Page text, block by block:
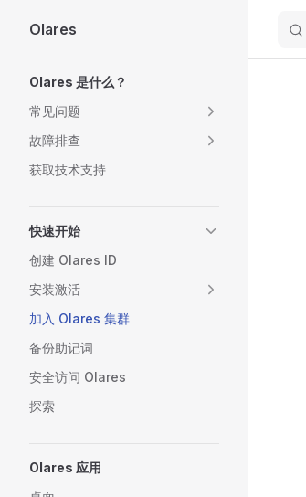
Skip to content
Olares
Olares 是什么？
常见问题
故障排查
获取技术支持
快速开始
创建 Olares ID
安装激活
加入 Olares 集群
备份助记词
安全访问 Olares
探索
Olares 应用